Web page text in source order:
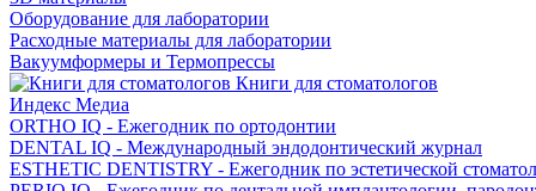
Оборудование для лаборатории
Расходные материалы для лаборатории
Вакуумформеры и Термопрессы
Книги для стоматологов
Индекс Медиа
ORTHO IQ - Ежегодник по ортодонтии
DENTAL IQ - Международный эндодонтический журнал
ESTHETIC DENTISTRY - Ежегодник по эстетической